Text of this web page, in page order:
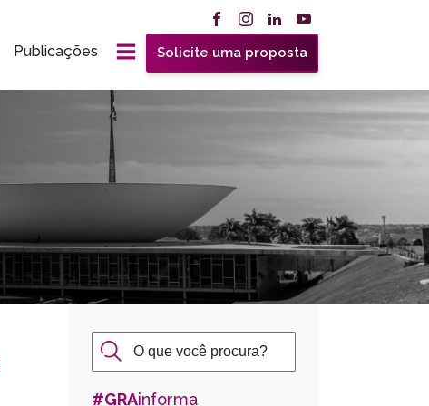
Publicações Solicite uma proposta
#GRAinforma